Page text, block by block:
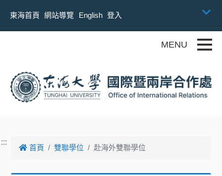
東海首頁
網站導覽 English 登入
:::
首頁 雙聯學位 赴海外雙聯學位